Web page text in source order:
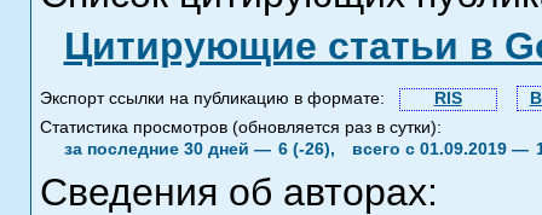
Цитирующие статьи в
Экспорт ссылки на публикацию в формате: RIS
Статистика просмотров (обновляется раз в сутки):
за последние 30 дней — 6 (-26), всего с 01.09.2019 —
Сведения об авторах: